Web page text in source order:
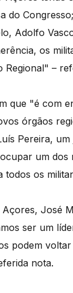
do
Adolfo
os
Regional" –
que "é com
órgãos
Pereira,
um dos
os
José
ser um
podem
nota.